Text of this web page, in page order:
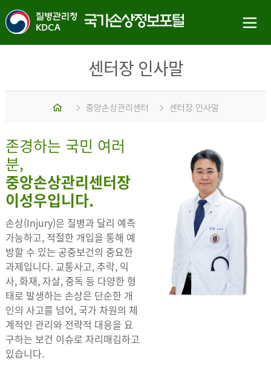
센터장 인사말
중앙손상관리센터 센터장 인사말
존경하는 국민 여러
분,
중앙손상관리센터장
이성우입니다.
손상(Injury)은 질병과 달리 예측
가능하고, 적절한 개입을 통해 예
방할 수 있는 공중보건의 중요한
과제입니다. 교통사고, 추락, 익
사, 화재, 자살, 중독 등 다양한 형
태로 발생하는 손상은 단순한 개
인의 사고를 넘어, 국가 차원의 체
계적인 관리와 전략적 대응을 요
구하는 보건 이슈로 자리매김하고
있습니다.